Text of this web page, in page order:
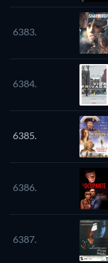
6383.
6384.
6385.
6386.
6387.